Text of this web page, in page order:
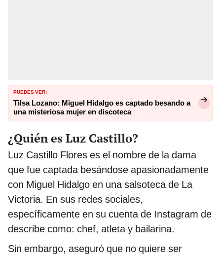
PUEDES VER:
Tilsa Lozano: Miguel Hidalgo es captado besando a
una misteriosa mujer en discoteca
¿Quién es Luz Castillo?
Luz Castillo Flores es el nombre de la dama
que fue captada besándose apasionadamente
con Miguel Hidalgo en una salsoteca de La
Victoria. En sus redes sociales,
específicamente en su cuenta de Instagram de
describe como: chef, atleta y bailarina.
Sin embargo, aseguró que no quiere ser